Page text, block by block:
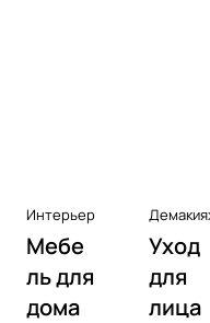
Интерьер
Мебе
ль для
дома
Уход
для
лица